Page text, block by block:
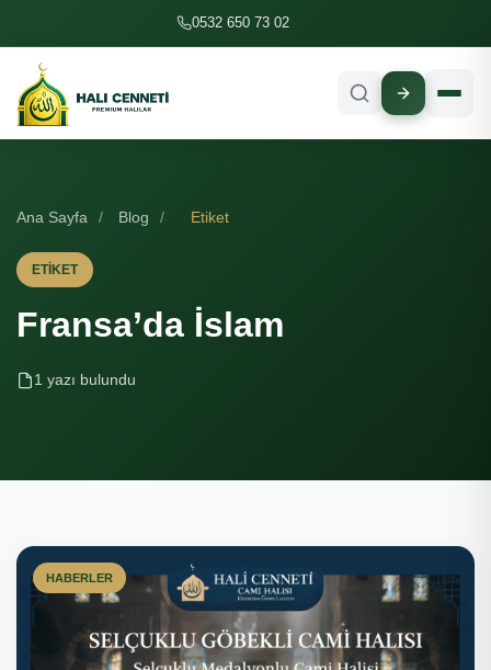
0532 650 73 02
Ana Sayfa / Blog / Etiket
ETIKET
Fransa’da İslam
1 yazı bulundu
HABERLER